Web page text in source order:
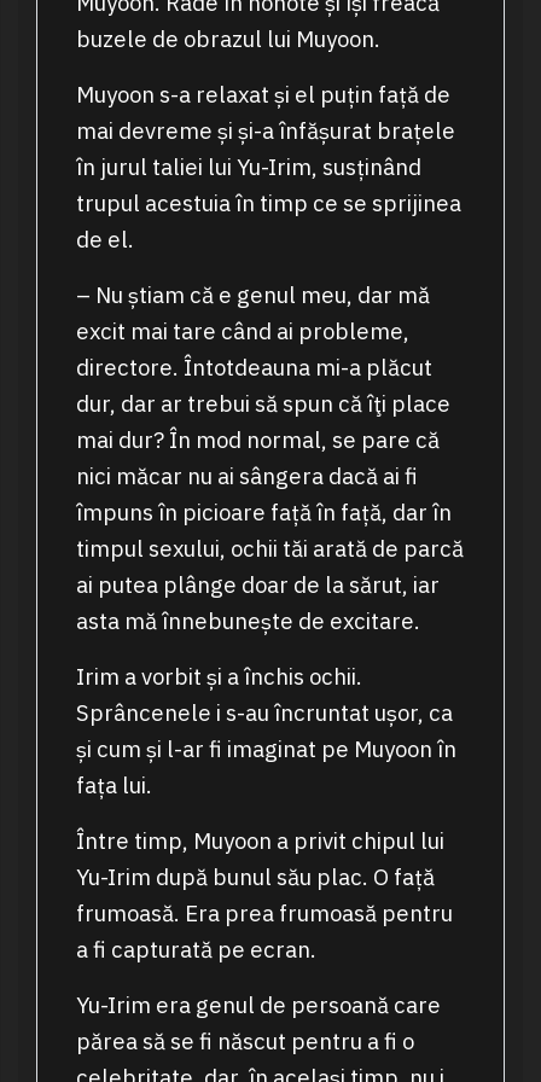
buzele de obrazul lui Muyoon.
Muyoon s-a relaxat și el puțin față de
mai devreme și și-a înfășurat brațele
în jurul taliei lui Yu-Irim, susținând
trupul acestuia în timp ce se sprijinea
de el.
– Nu știam că e genul meu, dar mă
excit mai tare când ai probleme,
directore. Întotdeauna mi-a plăcut
dur, dar ar trebui să spun că îţi place
mai dur? În mod normal, se pare că
nici măcar nu ai sângera dacă ai fi
împuns în picioare față în față, dar în
timpul sexului, ochii tăi arată de parcă
ai putea plânge doar de la sărut, iar
asta mă înnebunește de excitare.
Irim a vorbit și a închis ochii.
Sprâncenele i s-au încruntat ușor, ca
și cum și l-ar fi imaginat pe Muyoon în
fața lui.
Între timp, Muyoon a privit chipul lui
Yu-Irim după bunul său plac. O față
frumoasă. Era prea frumoasă pentru
a fi capturată pe ecran.
Yu-Irim era genul de persoană care
părea să se fi născut pentru a fi o